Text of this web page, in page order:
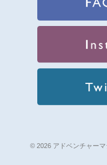
© 2026 アドベンチャー